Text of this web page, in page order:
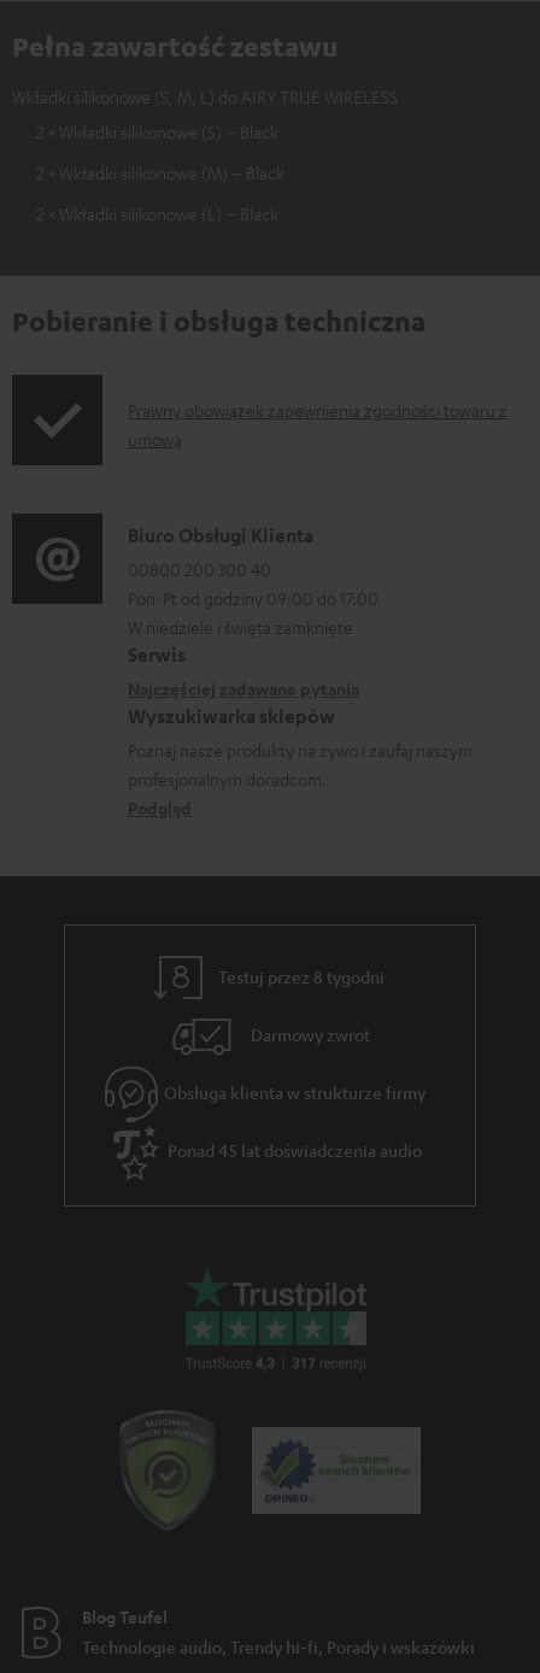
Pełna zawartość zestawu
Wkładki silikonowe (S, M, L) do AIRY TRUE WIRELESS
2 × Wkładki silikonowe (S) – Black
2 × Wkładki silikonowe (M) – Black
2 × Wkładki silikonowe (L) – Black
Pobieranie i obsługa techniczna
I
n
o
r
m
a
c
j
e
d
y
c
e
g
w
a
r
Prawny obowiązek zapewnienia zgodności towaru z
umową
D
a
n
e
o
n
t
o
Biuro Obsługi Klienta
00800 200 300 40
Pon-Pt od godziny 09:00 do 17:00
W niedziele i święta zamknięte
Serwis
Wyszukiwarka sklepów
Poznaj nasze produkty na żywo i zaufaj naszym
profesjonalnym doradcom.
Testuj przez 8 tygodni
Darmowy zwrot
Obsługa klienta w strukturze firmy
Ponad 45 lat doświadczenia audio
Blog Teufel
Technologie audio, Trendy hi-fi, Porady i wskazówki